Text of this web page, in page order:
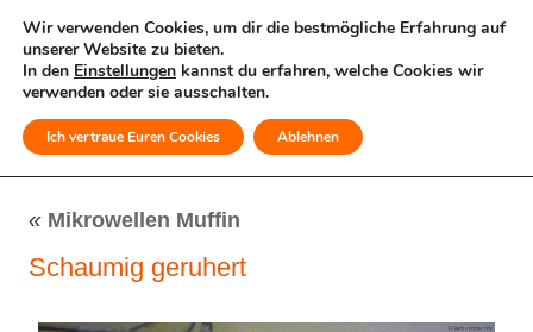
MENÜ
« Mikrowellen Muffin
Schaumig geruhert
Wir verwenden Cookies, um dir die bestmögliche Erfahrung auf
unserer Website zu bieten.
In den Einstellungen kannst du erfahren, welche Cookies wir
verwenden oder sie ausschalten.
Ich vertraue Euren Cookies Ablehnen